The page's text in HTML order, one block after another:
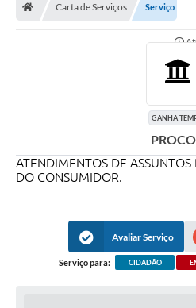
Editais
Carta de Serviços Serviço
GANHA
ATENDIMENTOS DE ASSUNTOS
DO CONSUMIDOR.
Avaliar Serviço
Serviço para: CIDADÃO